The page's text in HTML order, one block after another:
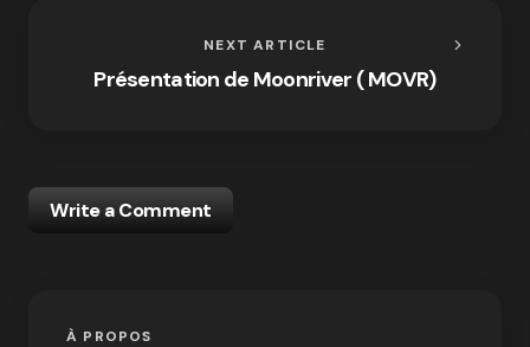
NEXT ARTICLE
Présentation de Moonriver ( MOVR)
Write a Comment
À PROPOS